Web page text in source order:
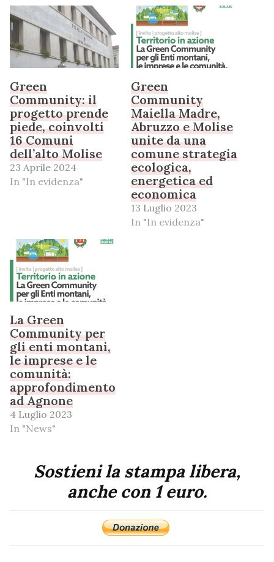
Green
Community: il
progetto prende
piede, coinvolti
16 Comuni
dell’alto Molise
23 Aprile 2024
In "In evidenza"
Green
Community
Maiella Madre,
Abruzzo e Molise
unite da una
comune strategia
ecologica,
energetica ed
economica
13 Luglio 2023
In "In evidenza"
La Green
Community per
gli enti montani,
le imprese e le
comunità:
approfondimento
ad Agnone
4 Luglio 2023
In "News"
Sostieni la stampa libera,
anche con 1 euro.